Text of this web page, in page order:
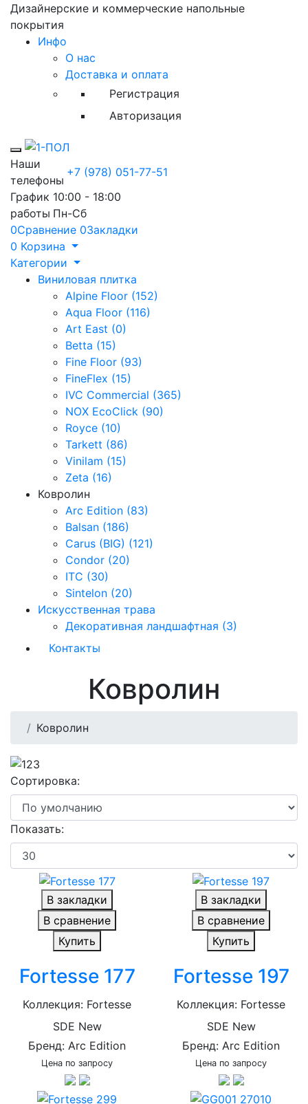
Дизайнерские и коммерческие напольные
покрытия
Инфо
О нас
Доставка и оплата
Регистрация
Авторизация
Toggle mobile menu
Наши
телефоны
+7 (978) 051-77-51
График
работы
10:00 - 18:00
Пн-Сб
0Сравнение 0Закладки
0 Корзина
Категории
Виниловая плитка
Alpine Floor (152)
Aqua Floor (116)
Art East (0)
Betta (15)
Fine Floor (93)
FineFlex (15)
IVC Commercial (365)
NOX EcoClick (90)
Royce (10)
Tarkett (86)
Vinilam (15)
Zeta (16)
Ковролин
Arc Edition (83)
Balsan (186)
Carus (BIG) (121)
Condor (20)
ITC (30)
Sintelon (20)
Искусственная трава
Декоративная ландшафтная (3)
Контакты
Ковролин
Ковролин
Сортировка:
Показать:
В закладки
В сравнение
Купить
Fortesse 177
Коллекция: Fortesse
SDE New
Бренд: Arc Edition
Цена по запросу
В закладки
В сравнение
Купить
Fortesse 197
Коллекция: Fortesse
SDE New
Бренд: Arc Edition
Цена по запросу